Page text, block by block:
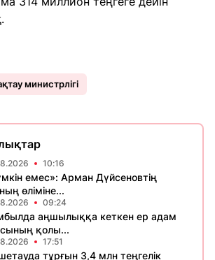
министрлігі
10:16
емес»: Арман Дүйсеновтің
өліміне...
09:24
аңшылыққа кеткен ер адам
қолы...
17:51
тұрғын 3,4 млн теңгелік